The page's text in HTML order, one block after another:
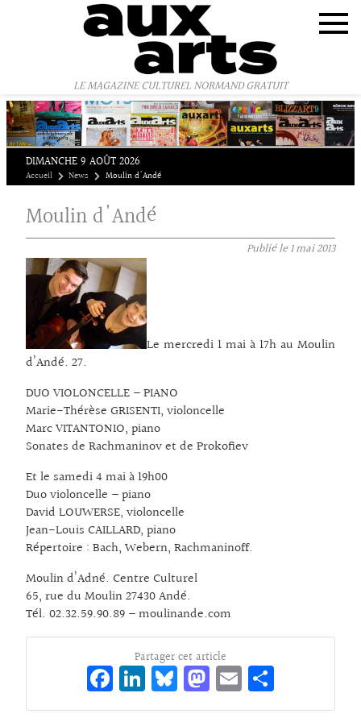
LE MAGAZINE CULTUREL NORMAND GRATUIT
DIMANCHE 9 AOÛT 2026
Accueil News Moulin d'Andé
Moulin d'Andé
Publié le1 mai 2013
Le mercredi 1 mai à 17h au Moulin
d’Andé. 27.
DUO VIOLONCELLE – PIANO
Marie-Thérèse GRISENTI, violoncelle
Marc VITANTONIO, piano
Sonates de Rachmaninov et de Prokofiev
Et le samedi 4 mai à 19h00
Duo violoncelle – piano
David LOUWERSE, violoncelle
Jean-Louis CAILLARD, piano
Répertoire : Bach, Webern, Rachmaninoff.
Moulin d’Adné. Centre Culturel
65, rue du Moulin 27430 Andé.
Tél. 02.32.59.90.89 – moulinande.com
Partager cet article
Fa
ce
Li
n
Bl
ue
M
as
E
m rt
Panneau de gestion des cookies